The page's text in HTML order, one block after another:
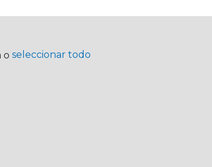
o seleccionar todo